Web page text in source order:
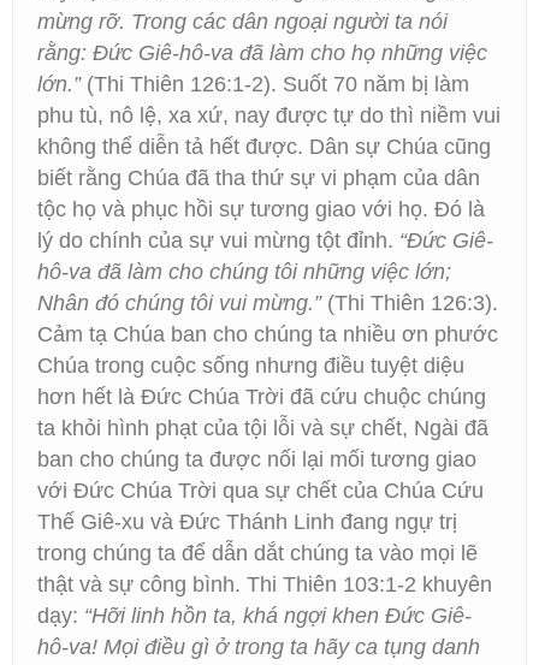
mừng rỡ. Trong các dân ngoại người ta nói
rằng: Đức Giê-hô-va đã làm cho họ những việc
lớn.” (Thi Thiên 126:1-2). Suốt 70 năm bị làm
phu tù, nô lệ, xa xứ, nay được tự do thì niềm vui
không thể diễn tả hết được. Dân sự Chúa cũng
biết rằng Chúa đã tha thứ sự vi phạm của dân
tộc họ và phục hồi sự tương giao với họ. Đó là
lý do chính của sự vui mừng tột đỉnh. “Đức Giê-
hô-va đã làm cho chúng tôi những việc lớn;
Nhân đó chúng tôi vui mừng.”(Thi Thiên 126:3).
Cảm tạ Chúa ban cho chúng ta nhiều ơn phước
Chúa trong cuộc sống nhưng điều tuyệt diệu
hơn hết là Đức Chúa Trời đã cứu chuộc chúng
ta khỏi hình phạt của tội lỗi và sự chết, Ngài đã
ban cho chúng ta được nối lại mối tương giao
với Đức Chúa Trời qua sự chết của Chúa Cứu
Thế Giê-xu và Đức Thánh Linh đang ngự trị
trong chúng ta để dẫn dắt chúng ta vào mọi lẽ
thật và sự công bình. Thi Thiên 103:1-2 khuyên
dạy: “Hỡi linh hồn ta, khá ngợi khen Đức Giê-
hô-va! Mọi điều gì ở trong ta hãy ca tụng danh